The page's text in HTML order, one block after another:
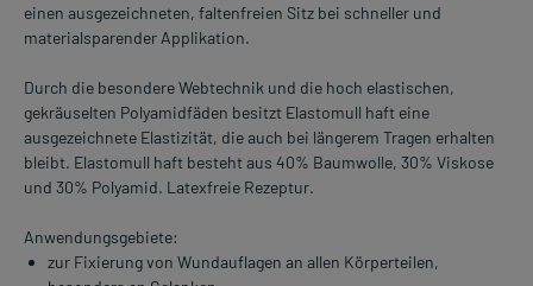
einen ausgezeichneten, faltenfreien Sitz bei schneller und
materialsparender Applika­tion.
Durch die besondere Webtechnik und die hoch­ elastischen,
gekräuselten Polyamidfäden besitzt Elastomull haft eine
ausgezeichnete Elastizität, die auch bei längerem Tragen erhalten
bleibt. Elastomull haft besteht aus 40% Baumwolle, 30% Viskose
und 30% Polyamid. Latexfreie Rezeptur.
Anwendungsgebiete:
zur Fixierung von Wundauflagen an allen Körperteilen,